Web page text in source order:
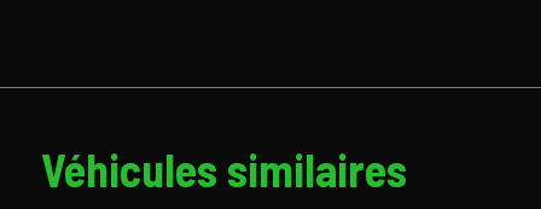
Véhicules similaires